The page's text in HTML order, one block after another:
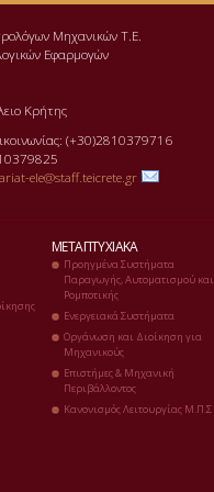
Μηχανικών Τ.Ε.
Εφαρμογών
Κρήτης
(+30)2810379716
ele@staff.teicrete.gr
ΜΕΤΑΠΤΥΧΙΑΚΆ
Προηγμένα Συστήματα
Παραγωγής, Αυτοματισμού και
Ρομποτικής
Ενεργειακά Συστήματα
Οργάνωση και Διοίκηση για
Μηχανικούς
Επιστήμες & Μηχανική
Περιβάλλοντος
Κανονισμός Λειτουργίας Μ.Π.Σ